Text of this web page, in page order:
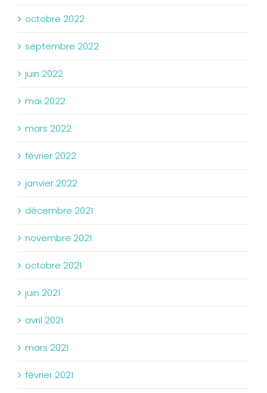
octobre 2022
septembre 2022
juin 2022
mai 2022
mars 2022
février 2022
janvier 2022
décembre 2021
novembre 2021
octobre 2021
juin 2021
avril 2021
mars 2021
février 2021